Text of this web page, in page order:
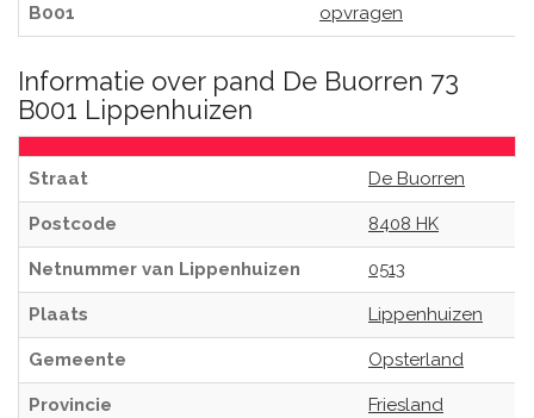
B001
opvragen
Informatie over pand De Buorren 73
B001 Lippenhuizen
Straat De Buorren
Postcode 8408 HK
Netnummer van Lippenhuizen 0513
Plaats Lippenhuizen
Gemeente Opsterland
Provincie Friesland